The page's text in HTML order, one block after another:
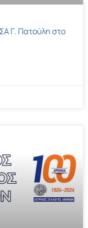
Γ. Πατούλη στο